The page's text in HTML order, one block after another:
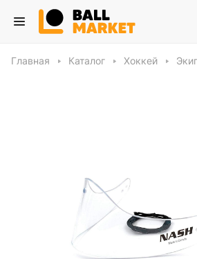
Главная Каталог Хоккей